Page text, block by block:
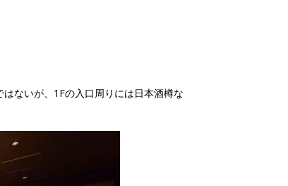
ないが、1Fの入口周りには日本酒樽な